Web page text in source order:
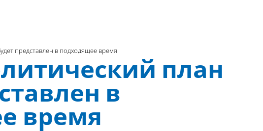
представлен в подходящее время
план
в
время